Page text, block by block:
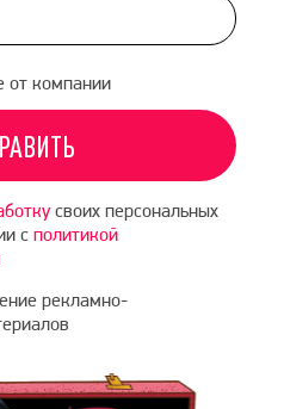
от компании
своих персональных
с политикой
рекламно-